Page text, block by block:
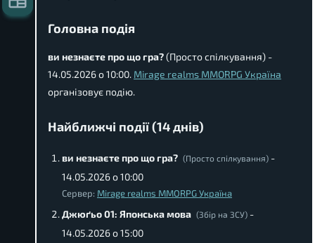
Головна подія
ви незнаєте про що гра?(Просто спілкування) -
14.05.2026 о 10:00. Mirage realms MMORPG Україна
організовує подію.
Найближчі події (14 днів)
ви незнаєте про що гра? (Просто спілкування) -
14.05.2026 о 10:00
Сервер: Mirage realms MMORPG Україна
Джюґьо 01: Японська мова (Збір на ЗСУ) -
14.05.2026 о 15:00